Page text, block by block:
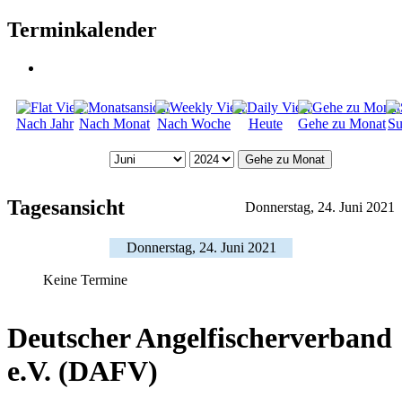
Terminkalender
Nach Jahr Nach Monat Nach Woche Heute Gehe zu Monat
Gehe zu Monat
Tagesansicht Donnerstag, 24. Juni 2021
Donnerstag, 24. Juni 2021
Keine Termine
Deutscher Angelfischerverband
e.V. (DAFV)